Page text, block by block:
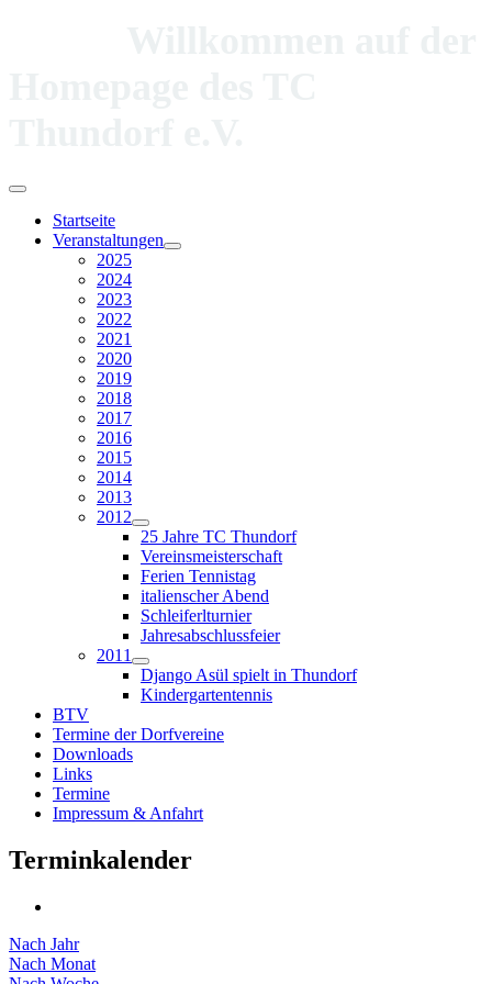
Startseite
Veranstaltungen
2025
2024
2023
2022
2021
2020
2019
2018
2017
2016
2015
2014
2013
2012
25 Jahre TC Thundorf
Vereinsmeisterschaft
Ferien Tennistag
italienscher Abend
Schleiferlturnier
Jahresabschlussfeier
2011
Django Asül spielt in Thundorf
Kindergartentennis
BTV
Termine der Dorfvereine
Downloads
Links
Termine
Impressum & Anfahrt
Terminkalender
Nach Jahr
Nach Monat